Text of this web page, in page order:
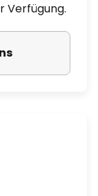
Verfügung.